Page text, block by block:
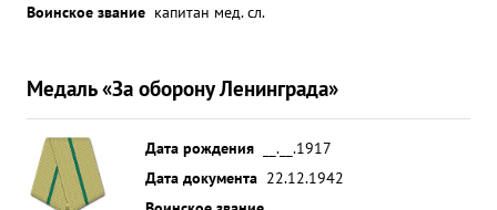
Воинское звание капитан мед. сл.
Медаль «За оборону Ленинграда»
Дата рождения
__.__.1917
Дата документа 22.12.1942